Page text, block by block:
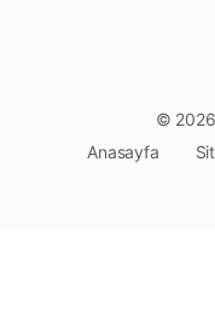
© 2026
Anasayfa